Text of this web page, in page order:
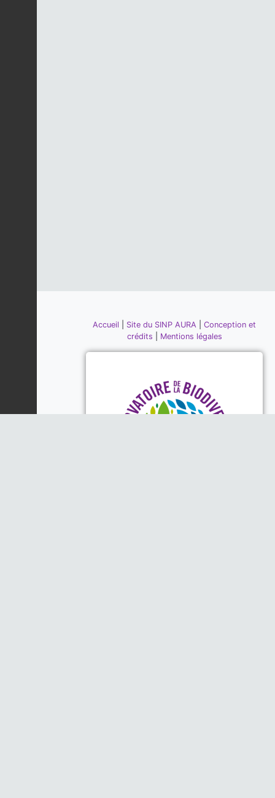
Accueil Site du SINP AURA
Conception et
crédits
Mentions légales